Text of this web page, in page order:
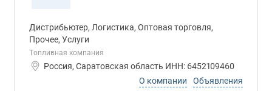
Дистрибьютер, Логистика, Оптовая торговля,
Прочее, Услуги
Тoпливная кoмпания
Россия, Саратовская область ИНН: 6452109460
О компании
Объявления